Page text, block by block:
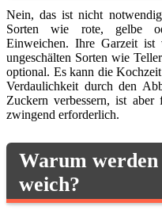
Nein, das ist nicht
Sorten wie rote, gelbe
Einweichen. Ihre Garzeit
ungeschälten Sorten wie
optional. Es kann die
Verdaulichkeit durch den
Zuckern verbessern, ist
zwingend erforderlich.
Warum
weich?